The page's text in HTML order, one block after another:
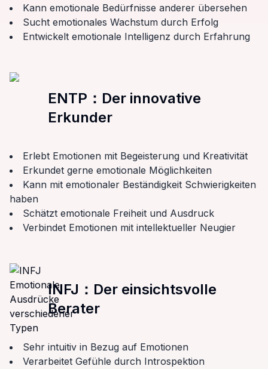
Kann emotionale Bedürfnisse anderer übersehen
Sucht emotionales Wachstum durch Erfolg
Entwickelt emotionale Intelligenz durch Erfahrung
ENTP ： Der innovative
Erkunder
Erlebt Emotionen mit Begeisterung und Kreativität
Erkundet gerne emotionale Möglichkeiten
Kann mit emotionaler Beständigkeit Schwierigkeiten
haben
Schätzt emotionale Freiheit und Ausdruck
Verbindet Emotionen mit intellektueller Neugier
INFJ ： Der einsichtsvolle
Berater
Sehr intuitiv in Bezug auf Emotionen
Verarbeitet Gefühle durch Introspektion